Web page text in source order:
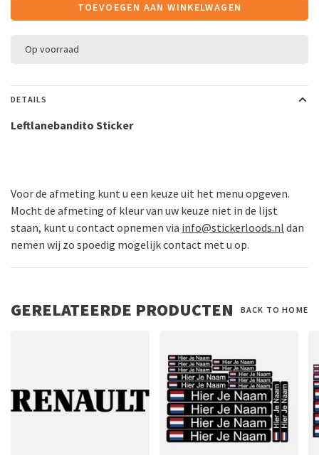
TOEVOEGEN AAN WINKELWAGEN
Op voorraad
DETAILS
Leftlanebandito Sticker
Voor de afmeting kunt u een keuze uit het menu opgeven.
Mocht de afmeting of kleur van uw keuze niet in de lijst
staan, kunt u contact opnemen via info@stickerloods.nl dan
nemen wij zo spoedig mogelijk contact met u op.
GERELATEERDE PRODUCTEN BACK TO HOME